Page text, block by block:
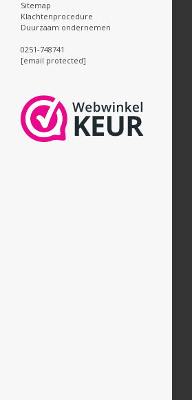
Sitemap
Klachtenprocedure
Duurzaam ondernemen
0251-748741
[email protected]